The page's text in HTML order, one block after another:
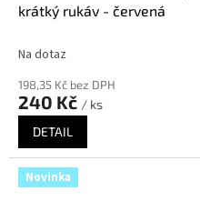
krátký rukáv - červená
Na dotaz
198,35 Kč bez DPH
240 Kč / ks
DETAIL
Novinka